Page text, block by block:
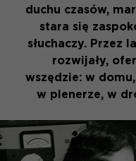
duchu czasów,
stara się
słuchaczy. Przez
rozwijały,
wszędzie: w
w plenerze, w